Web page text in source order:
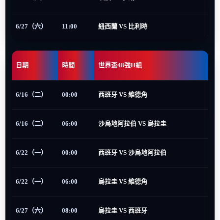
6/27（六） 11:00 紐西蘭 VS 比利時
日期 時間 世界盃48強H組
6/16（二） 00:00 西班牙 VS 維德角
6/16（二） 06:00 沙烏地阿拉伯 VS 烏拉圭
6/22（一） 00:00 西班牙 VS 沙烏地阿拉伯
6/22（一） 06:00 烏拉圭 VS 維德角
6/27（六） 08:00 烏拉圭 VS 西班牙